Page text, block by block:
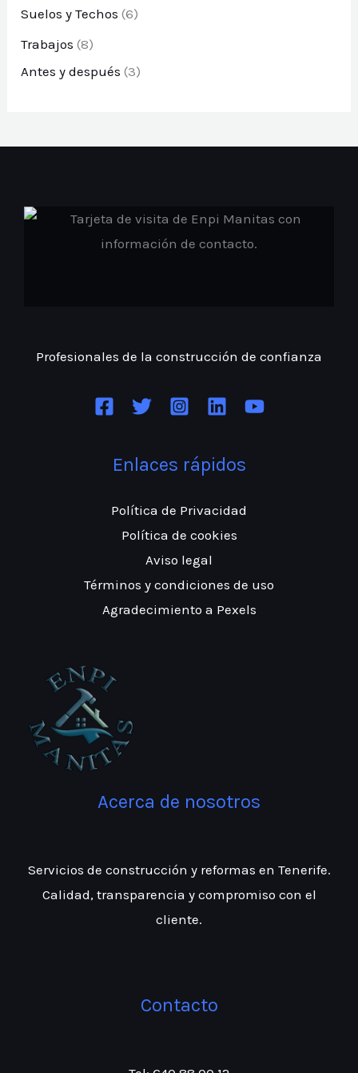
Suelos y Techos (6)
Trabajos (8)
Antes y después (3)
Profesionales de la construcción de confianza
Enlaces rápidos
Política de Privacidad
Política de cookies
Aviso legal
Términos y condiciones de uso
Agradecimiento a Pexels
Acerca de nosotros
Servicios de construcción y reformas en Tenerife.
Calidad, transparencia y compromiso con el
cliente.
Contacto